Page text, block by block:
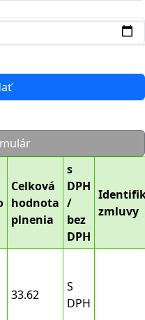
Celková
hodnota
plnenia
s
DPH
/
bez
DPH
zmluvy
33.62
S
DPH